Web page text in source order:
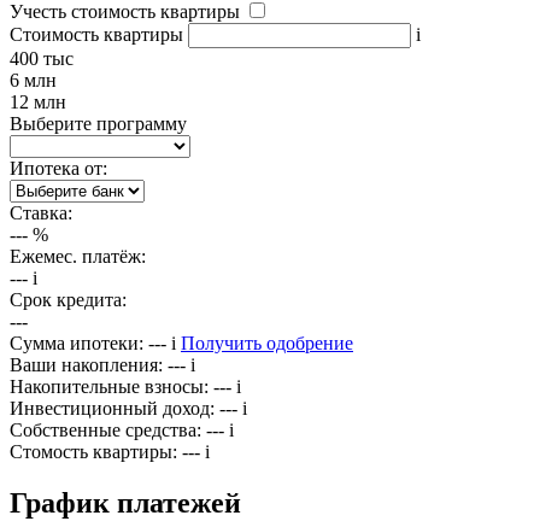
Учесть стоимость квартиры
Стоимость квартиры
i
400 тыс
6 млн
12 млн
Выберите программу
Ипотека от:
Ставка:
--- %
Ежемес. платёж:
--- i
Срок кредита:
---
Сумма ипотеки: --- i Получить одобрение
Ваши накопления: --- i
Накопительные взносы: --- i
Инвестиционный доход: --- i
Собственные средства: --- i
Стомость квартиры: --- i
График платежей